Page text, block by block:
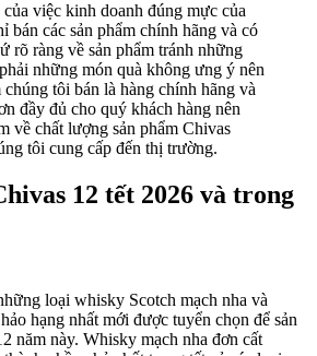
việc kinh doanh đúng mực của
bán các sản phẩm chính hãng và có
rõ ràng về sản phẩm tránh những
những món quà không ưng ý nên
chúng tôi bán là hàng chính hãng và
đầy đủ cho quý khách hàng nên
về chất lượng sản phẩm Chivas
tôi cung cấp đến thị trường.
12 tết 2026 và trong
loại whisky Scotch mạch nha và
hạng nhất mới được tuyển chọn để sản
năm này. Whisky mạch nha đơn cất